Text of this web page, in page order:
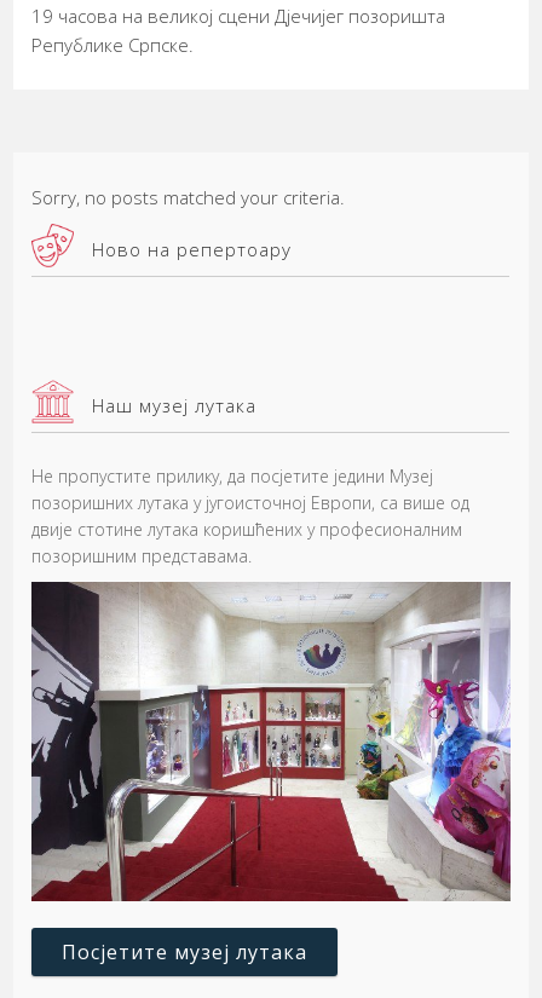
19 часова на великој сцени Дјечијег позоришта
Републике Српске.
Sorry, no posts matched your criteria.
Ново на репертоару
Наш музеј лутака
Не пропустите прилику, да посјетите једини Музеј
позоришних лутака у југоисточној Европи, са више од
двије стотине лутака коришћених у професионалним
позоришним представама.
Посјетите музеј лутака